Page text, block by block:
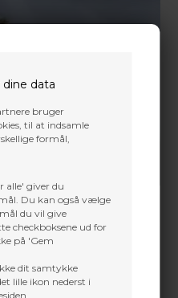
data
bruger
til at indsamle
formål,
alle' giver du
Du kan også vælge
du vil give
checkboksene ud for
på 'Gem
dit samtykke
lille ikon nederst i